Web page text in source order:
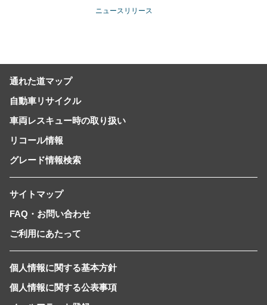
ニュースリリース
通れた道マップ
自動車リサイクル
車両レスキュー時の取り扱い
リコール情報
グレード情報検索
サイトマップ
FAQ・お問い合わせ
ご利用にあたって
個人情報に関する基本方針
個人情報に関する公表事項